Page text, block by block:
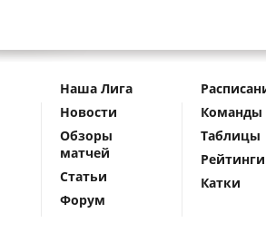
Наша Лига
Новости
Обзоры
матчей
Статьи
Форум
Команды
Таблицы
Рейтинги
Катки